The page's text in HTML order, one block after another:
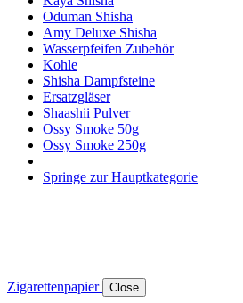
Oduman Shisha
Amy Deluxe Shisha
Wasserpfeifen Zubehör
Kohle
Shisha Dampfsteine
Ersatzgläser
Shaashii Pulver
Ossy Smoke 50g
Ossy Smoke 250g
Springe zur Hauptkategorie
Zigarettenpapier Close